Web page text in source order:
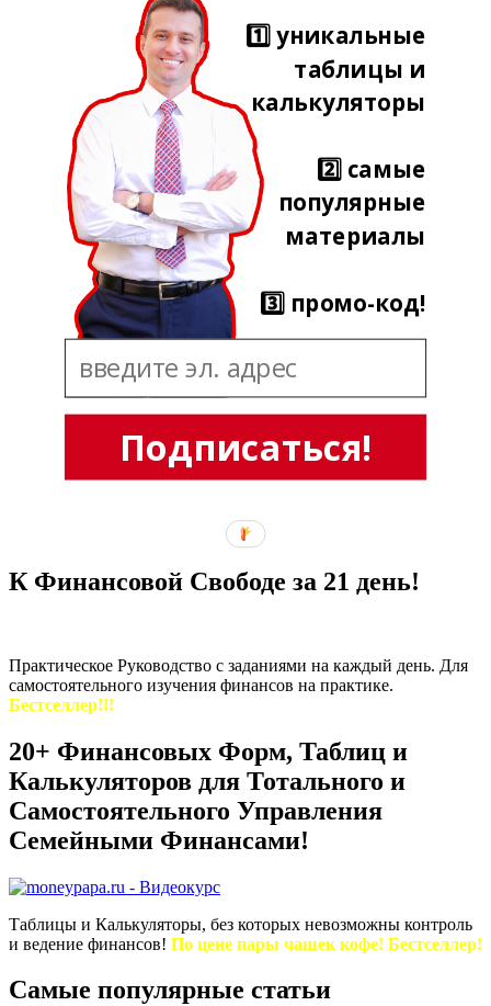
Подписаться!
1️⃣ уникальные
таблицы и
калькуляторы
2️⃣ самые
популярные
материалы
3️⃣ промо-код!
К Финансовой Свободе за 21 день!
Практическое Руководство с заданиями на каждый день. Для
самостоятельного изучения финансов на практике.
Бестселлер!!!
20+ Финансовых Форм, Таблиц и
Калькуляторов для Тотального и
Самостоятельного Управления
Семейными Финансами!
Таблицы и Калькуляторы, без которых невозможны контроль
и ведение финансов! По цене пары чашек кофе! Бестселлер!
Самые популярные статьи